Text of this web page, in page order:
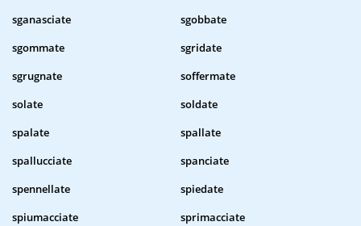
sganasciate
sgobbate
sgommate
sgridate
sgrugnate
soffermate
solate
soldate
spalate
spallate
spallucciate
spanciate
spennellate
spiedate
spiumacciate
sprimacciate